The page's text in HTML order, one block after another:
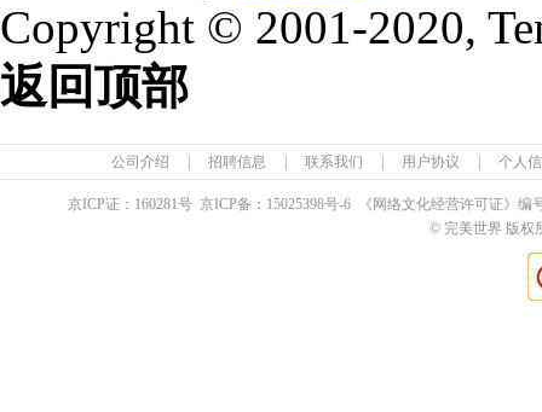
Copyright © 2001-2020,
返回顶部
公司介绍 招聘信息 联系我们 用户协议 个人
京ICP证： 160281号 京ICP备： 15025398号-6 《网络文化经营许可证》编
© 完美世界 版权